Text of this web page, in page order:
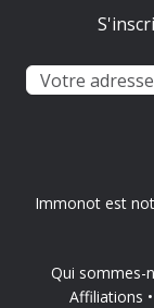
Immonot est
Qui sommes-
Affiliations